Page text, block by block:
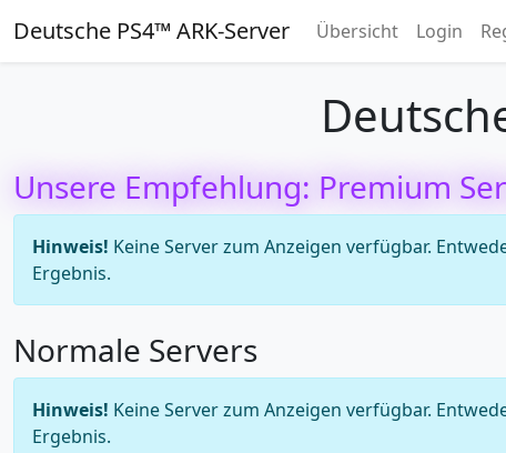
Deutsche PS4™ ARK-Server Übersicht Login
Unsere Empfehlung: Premium
Hinweis! Keine Server zum Anzeigen verfügbar.
Ergebnis.
Normale Servers
Hinweis! Keine Server zum Anzeigen verfügbar.
Ergebnis.